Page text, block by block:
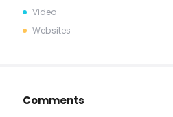
Video
Websites
Comments